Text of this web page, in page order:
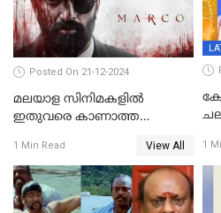
Posted On 21-12-2024
മലയാള സിനിമകളിൽ
ഇതുവരെ കാണാത്ത
മുകുന്ദൻ ചിത്രം മാർക്കോ
1 Min Read View All 1